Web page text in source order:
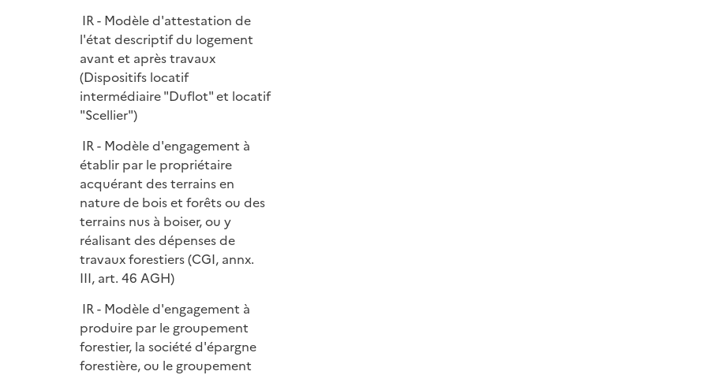
IR - Modèle d'attestation de
l'état descriptif du logement
avant et après travaux
(Dispositifs locatif
intermédiaire "Duflot" et locatif
"Scellier")
IR - Modèle d'engagement à
établir par le propriétaire
acquérant des terrains en
nature de bois et forêts ou des
terrains nus à boiser, ou y
réalisant des dépenses de
travaux forestiers (CGI, annx.
III, art. 46 AGH)
IR - Modèle d'engagement à
produire par le groupement
forestier, la société d'épargne
forestière, ou le groupement